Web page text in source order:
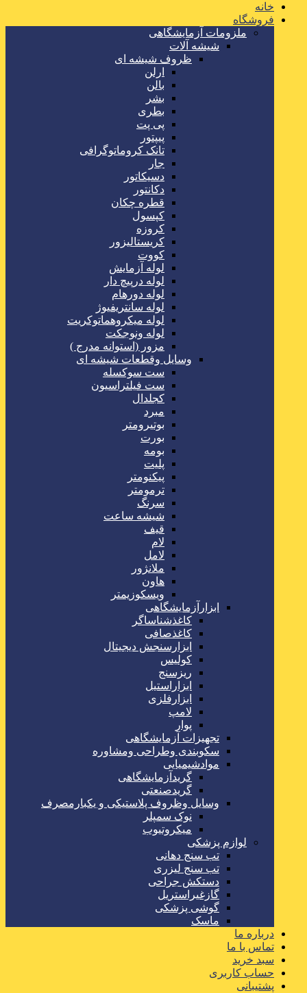
خانه
فروشگاه
ملزومات آزمایشگاهی
شیشه آلات
ظروف شیشه ای
ارلن
بالن
بشر
بطری
پی پت
پیپتور
تانک کروماتوگرافی
جار
دسیکاتور
دکانتور
قطره چکان
کپسول
کروزه
کریستالیزور
کووت
لوله آزمایش
لوله درپیچ دار
لوله دورهام
لوله سانتریفیوژ
لوله میکروهماتوکریت
لوله ونوجکت
مزور (استوانه مدرج )
وسایل وقطعات شیشه ای
ست سوکسله
ست فیلتراسیون
کجلدال
مبرد
بوتیرومتر
بورت
بومه
پلیت
پیکنومتر
ترمومتر
سرنگ
شیشه ساعت
قیف
لام
لامل
ملانژور
هاون
ویسکوزیمتر
ابزارآزمایشگاهی
کاغذشناساگر
کاغذصافی
ابزارسنجش دیجیتال
کولیس
ریزسنج
ابزاراستیل
ابزارفلزی
لامپ
پوار
تجهیزات آزمایشگاهی
سکوبندی وطراحی ومشاوره
موادشیمیایی
گریدآزمایشگاهی
گریدصنعتی
وسایل وظروف پلاستیکی و یکبارمصرف
نوک سمپلر
میکروتیوب
لوازم پزشکی
تب سنج دهانی
تب سنج لیزری
دستکش جراحی
گازغیراستریل
گوشی پزشکی
ماسک
درباره ما
تماس با ما
سبد خرید
حساب کاربری
پشتیبانی